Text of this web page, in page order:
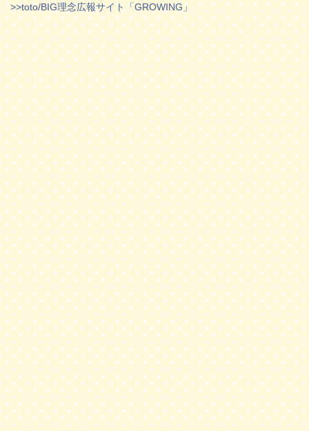
>>toto/BIG理念広報サイト「GROWING」